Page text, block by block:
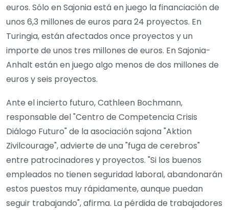
euros. Sólo en Sajonia está en juego la financiación de
unos 6,3 millones de euros para 24 proyectos. En
Turingia, están afectados once proyectos y un
importe de unos tres millones de euros. En Sajonia-
Anhalt están en juego algo menos de dos millones de
euros y seis proyectos.
Ante el incierto futuro, Cathleen Bochmann,
responsable del "Centro de Competencia Crisis
Diálogo Futuro" de la asociación sajona "Aktion
Zivilcourage", advierte de una "fuga de cerebros"
entre patrocinadores y proyectos. "Si los buenos
empleados no tienen seguridad laboral, abandonarán
estos puestos muy rápidamente, aunque puedan
seguir trabajando", afirma. La pérdida de trabajadores